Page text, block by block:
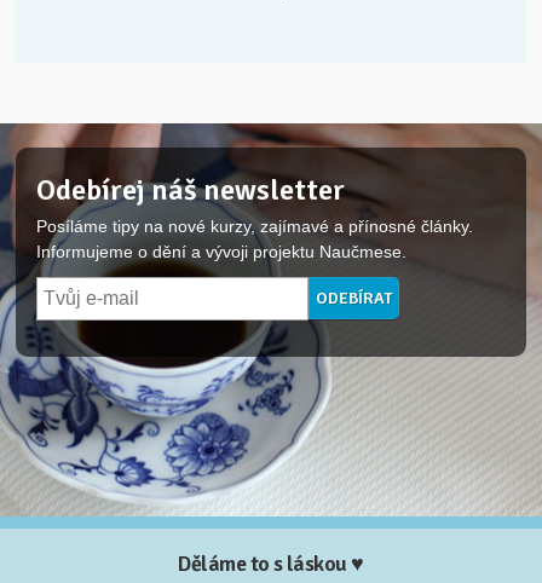
Odebírej náš newsletter
Posíláme tipy na nové kurzy, zajímavé a přínosné články.
Informujeme o dění a vývoji projektu Naučmese.
Děláme to s láskou ♥